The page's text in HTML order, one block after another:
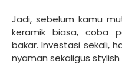
Jadi, sebelum kamu
keramik biasa, coba
bakar. Investasi sekali,
nyaman sekaligus